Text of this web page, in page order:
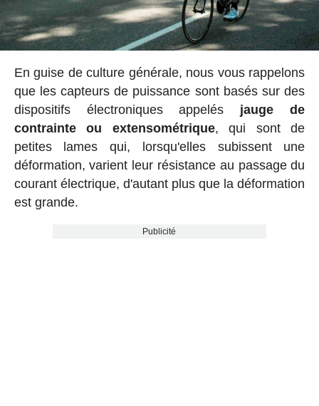
En guise de culture générale, nous vous rappelons
que les capteurs de puissance sont basés sur des
dispositifs électroniques appelés jauge de
contrainte ou extensométrique, qui sont de
petites lames qui, lorsqu'elles subissent une
déformation, varient leur résistance au passage du
courant électrique, d'autant plus que la déformation
est grande.
Publicité